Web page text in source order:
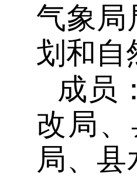
气象局
划和自
成员
改局
局、